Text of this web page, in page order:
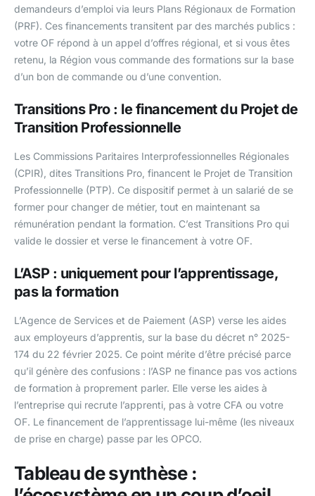
demandeurs d’emploi via leurs Plans Régionaux de Formation
(PRF). Ces financements transitent par des marchés publics :
votre OF répond à un appel d’offres régional, et si vous êtes
retenu, la Région vous commande des formations sur la base
d’un bon de commande ou d’une convention.
Transitions Pro : le financement du Projet de
Transition Professionnelle
Les Commissions Paritaires Interprofessionnelles Régionales
(CPIR), dites Transitions Pro, financent le Projet de Transition
Professionnelle (PTP). Ce dispositif permet à un salarié de se
former pour changer de métier, tout en maintenant sa
rémunération pendant la formation. C’est Transitions Pro qui
valide le dossier et verse le financement à votre OF.
L’ASP : uniquement pour l’apprentissage,
pas la formation
L’Agence de Services et de Paiement (ASP) verse les aides
aux employeurs d’apprentis, sur la base du décret n° 2025-
174 du 22 février 2025. Ce point mérite d’être précisé parce
qu’il génère des confusions : l’ASP ne finance pas vos actions
de formation à proprement parler. Elle verse les aides à
l’entreprise qui recrute l’apprenti, pas à votre CFA ou votre
OF. Le financement de l’apprentissage lui-même (les niveaux
de prise en charge) passe par les OPCO.
Tableau de synthèse :